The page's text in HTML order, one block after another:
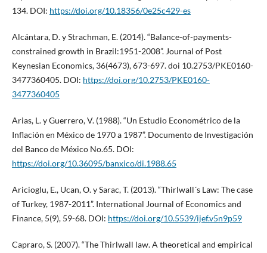
134. DOI: https://doi.org/10.18356/0e25c429-es
Alcántara, D. y Strachman, E. (2014). “Balance-of-payments-
constrained growth in Brazil:1951-2008”. Journal of Post
Keynesian Economics, 36(4673), 673-697. doi 10.2753/PKE0160-
3477360405. DOI: https://doi.org/10.2753/PKE0160-
3477360405
Arias, L. y Guerrero, V. (1988). “Un Estudio Econométrico de la
Inflación en México de 1970 a 1987”. Documento de Investigación
del Banco de México No.65. DOI:
https://doi.org/10.36095/banxico/di.1988.65
Aricioglu, E., Ucan, O. y Sarac, T. (2013). “Thirlwall´s Law: The case
of Turkey, 1987-2011”. International Journal of Economics and
Finance, 5(9), 59-68. DOI: https://doi.org/10.5539/ijef.v5n9p59
Capraro, S. (2007). “The Thirlwall law. A theoretical and empirical